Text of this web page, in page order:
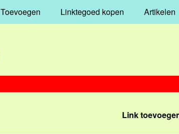
Toevoegen Linktegoed kopen Artikelen
Link